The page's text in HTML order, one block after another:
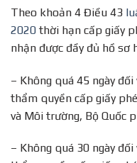
Theo khoản 4 Điều 43
2020 thời hạn cấp giấy
nhận được đầy đủ hồ sơ
– Không quá 45 ngày
thẩm quyền cấp giấy
và Môi trường, Bộ Quốc
– Không quá 30 ngày